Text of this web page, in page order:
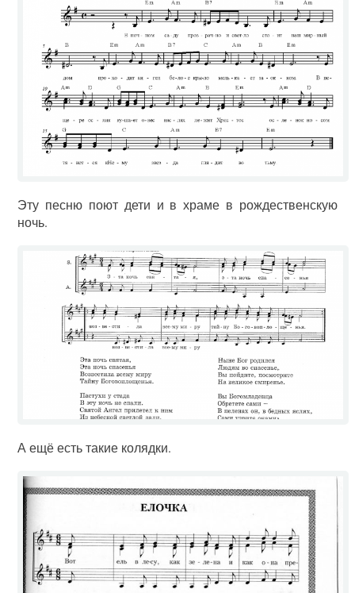
Эту песню поют дети и в храме в рождественскую
ночь.
А ещё есть такие колядки.